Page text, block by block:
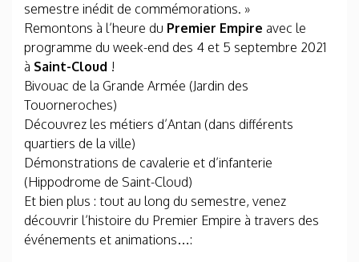
semestre inédit de commémorations. »
Remontons à l’heure du Premier Empire avec le
programme du week-end des 4 et 5 septembre 2021
à Saint-Cloud !
Bivouac de la Grande Armée (Jardin des
Touorneroches)
Découvrez les métiers d’Antan (dans différents
quartiers de la ville)
Démonstrations de cavalerie et d’infanterie
(Hippodrome de Saint-Cloud)
Et bien plus : tout au long du semestre, venez
découvrir l’histoire du Premier Empire à travers des
événements et animations…: